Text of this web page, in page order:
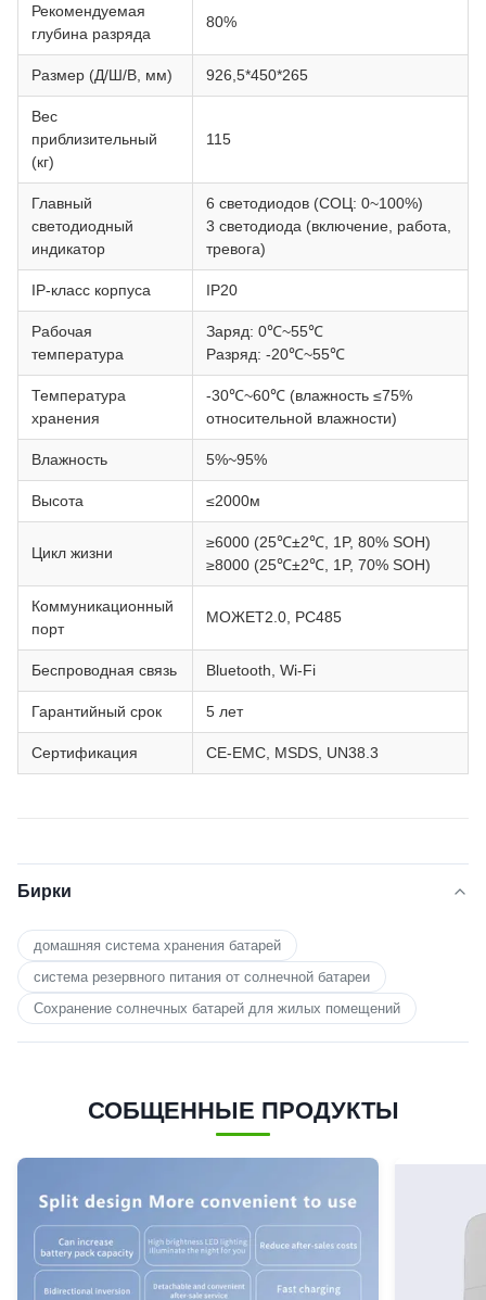
Рекомендуемая
глубина разряда
80%
Размер (Д/Ш/В, мм) 926,5*450*265
Вес
приблизительный
(кг)
115
Главный
светодиодный
индикатор
6 светодиодов (СОЦ: 0~100%)
3 светодиода (включение, работа,
тревога)
IP-класс корпуса IP20
Рабочая
температура
Заряд: 0℃~55℃
Разряд: -20℃~55℃
Температура
хранения
-30℃~60℃ (влажность ≤75%
относительной влажности)
Влажность 5%~95%
Высота ≤2000м
Цикл жизни
≥6000 (25℃±2℃, 1P, 80% SOH)
≥8000 (25℃±2℃, 1P, 70% SOH)
Коммуникационный
порт
МОЖЕТ2.0, РС485
Беспроводная связь Bluetooth, Wi-Fi
Гарантийный срок 5 лет
Сертификация CE-EMC, MSDS, UN38.3
Бирки
домашняя система хранения батарей
система резервного питания от солнечной батареи
Сохранение солнечных батарей для жилых помещений
СОБЩЕННЫЕ ПРОДУКТЫ